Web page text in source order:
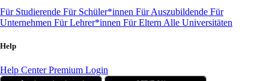
Für Studierende Für Schüler*innen Für Auszubildende Für
Unternehmen Für Lehrer*innen Für Eltern Alle Universitäten
Help
Help CenterPremium Login